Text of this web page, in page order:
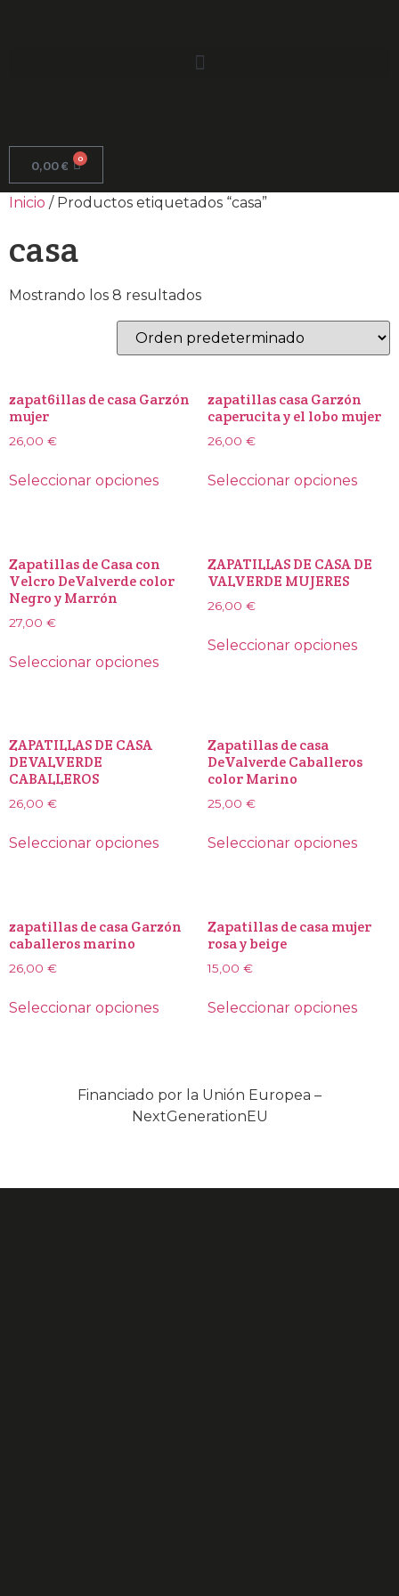
0,00€ 0
Inicio / Productos etiquetados “casa”
casa
Mostrando los 8 resultados
zapat6illas de casa Garzón
mujer
26,00 €
Seleccionar opciones
zapatillas casa Garzón
caperucita y el lobo mujer
26,00 €
Seleccionar opciones
Zapatillas de Casa con
Velcro DeValverde color
Negro y Marrón
27,00 €
Seleccionar opciones
ZAPATILLAS DE CASA DE
VALVERDE MUJERES
26,00 €
Seleccionar opciones
ZAPATILLAS DE CASA
DEVALVERDE
CABALLEROS
26,00 €
Seleccionar opciones
Zapatillas de casa
DeValverde Caballeros
color Marino
25,00 €
Seleccionar opciones
zapatillas de casa Garzón
caballeros marino
26,00 €
Seleccionar opciones
Zapatillas de casa mujer
rosa y beige
15,00 €
Seleccionar opciones
Financiado por la Unión Europea –
NextGenerationEU